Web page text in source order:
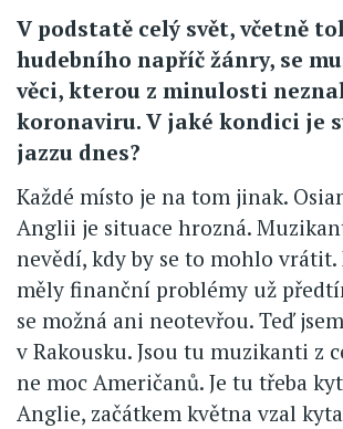
V podstatě celý svět, včetně
hudebního napříč žánry, se
věci, kterou z minulosti
koronaviru. V jaké kondici je
jazzu dnes?
Každé místo je na tom jinak.
Anglii je situace hrozná.
nevědí, kdy by se to mohlo
měly finanční problémy už
se možná ani neotevřou. Teď
v Rakousku. Jsou tu muzikanti z
ne moc Američanů. Je tu třeba
Anglie, začátkem května vzal